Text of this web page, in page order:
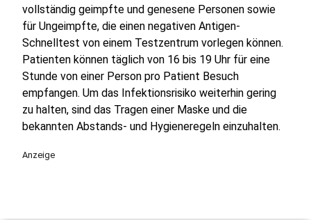
vollständig geimpfte und genesene Personen sowie
für Ungeimpfte, die einen negativen Antigen-
Schnelltest von einem Testzentrum vorlegen können.
Patienten können täglich von 16 bis 19 Uhr für eine
Stunde von einer Person pro Patient Besuch
empfangen. Um das Infektionsrisiko weiterhin gering
zu halten, sind das Tragen einer Maske und die
bekannten Abstands- und Hygieneregeln einzuhalten.
Anzeige